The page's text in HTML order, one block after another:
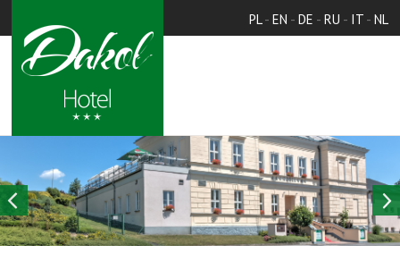
PL- EN - DE - RU - IT- NL